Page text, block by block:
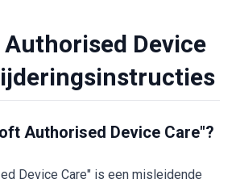
Device
Authorised Device Care"?
Device Care" is een misleidende